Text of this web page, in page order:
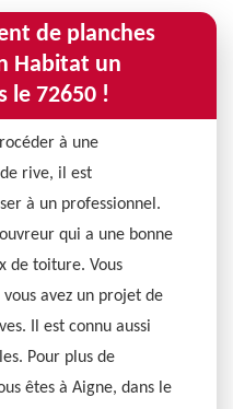
de planches
Habitat un
le 72650 !
à une
rive, il est
à un professionnel.
qui a une bonne
de toiture. Vous
avez un projet de
Il est connu aussi
Pour plus de
êtes à Aigne, dans le